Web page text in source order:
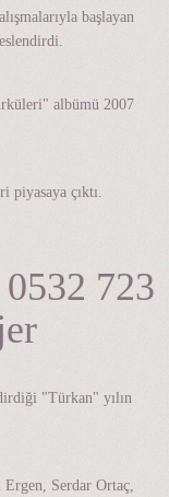
başlayan
albümü 2007
piyasaya çıktı.
0532 723
"Türkan" yılın
Serdar Ortaç,